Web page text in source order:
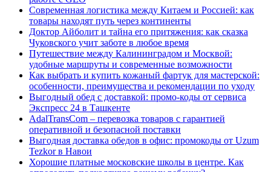
Современная логистика между Китаем и Россией: как
товары находят путь через континенты
Доктор Айболит и тайна его притяжения: как сказка
Чуковского учит заботе в любое время
Путешествие между Калининградом и Москвой:
удобные маршруты и современные возможности
Как выбрать и купить кожаный фартук для мастерской:
особенности, преимущества и рекомендации по уходу
Выгодный обед с доставкой: промо-коды от сервиса
Экспресс 24 в Ташкенте
AdalTransCom – перевозка товаров с гарантией
оперативной и безопасной поставки
Выгодная доставка обедов в офис: промокоды от Uzum
Tezkor в Навои
Хорошие платные московские школы в центре. Как